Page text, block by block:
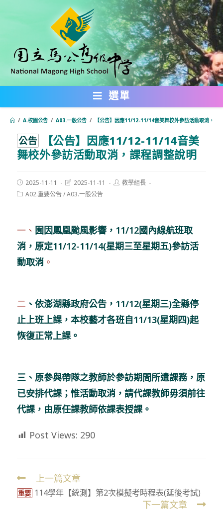
內
選單
/ A.校園公告 / A03.一般公告 / 【公告】因應11/12-11/14音美舞校外參訪活動取消，課
公告
【公告】因應11/12-11/14音美
舞校外參訪活動取消，課程調整說明
Post
published:
2025-11-11
Post
modified:
2025-11-11
Post教學組長
PostA02.重要公告/A03.一般公告
一、 囿因鳳凰颱風影響，11/12國內線航班取
消，原定11/12-11/14(星期三至星期五)參訪活
動取消。
二 、依澎湖縣政府公告，11/12(星期三)全縣停
止上班上課，本校藝才各班自11/13(星期四)起
恢復正常上課。
三、原參與帶隊之教師於參訪期間所遺課務，原
已安排代課；惟活動取消，請代課教師毋須前往
代課，由原任課教師依課表授課。
Post Views: 290
Read
more
上一篇文章
重要 114學年【統測】第2次模擬考時程表(延後考試)
下一篇文章